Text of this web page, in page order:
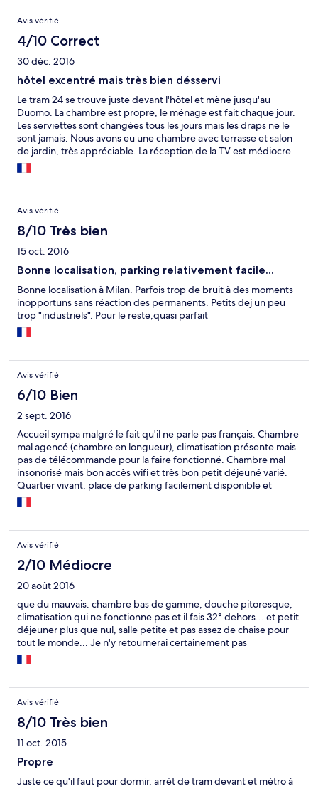
Avis vérifié
4/10 Correct
30 déc. 2016
hôtel excentré mais très bien désservi
Le tram 24 se trouve juste devant l'hôtel et mène jusqu'au
Duomo. La chambre est propre, le ménage est fait chaque jour.
Les serviettes sont changées tous les jours mais les draps ne le
sont jamais. Nous avons eu une chambre avec terrasse et salon
de jardin, très appréciable. La réception de la TV est médiocre.
Grand lit: 2 lits de 90. Le personnel est aimable dans la globalité.
Le service petit-déjeuner est médiocre: seulement quelques
sucrée, les produits viennent du supermarché proche( LIDL) et
pas de très bonne qualité. Il faut demander si on veut boire un
autre café ou cappuccino. Un homme du personnel a qui nous
avons eu à faire deux matins se trouvait au téléphone sans nous
prêter attention, aucun sourire, on avait l'impression de le
Avis vérifié
8/10 Très bien
15 oct. 2016
Bonne localisation, parking relativement facile...
Bonne localisation à Milan. Parfois trop de bruit à des moments
inopportuns sans réaction des permanents. Petits dej un peu
trop "industriels". Pour le reste,quasi parfait
Avis vérifié
6/10 Bien
2 sept. 2016
Accueil sympa malgré le fait qu'il ne parle pas français. Chambre
mal agencé (chambre en longueur), climatisation présente mais
pas de télécommande pour la faire fonctionné. Chambre mal
insonorisé mais bon accès wifi et très bon petit déjeuné varié.
Quartier vivant, place de parking facilement disponible et
proche du centre ville, du dôme de Milan et du centre
commercial. Malgré les défauts de la chambre bon rapport
Avis vérifié
2/10 Médiocre
20 août 2016
que du mauvais. chambre bas de gamme, douche pitoresque,
climatisation qui ne fonctionne pas et il fais 32° dehors... et petit
déjeuner plus que nul, salle petite et pas assez de chaise pour
tout le monde... Je n'y retournerai certainement pas
Avis vérifié
8/10 Très bien
11 oct. 2015
Propre
Juste ce qu'il faut pour dormir, arrêt de tram devant et métro à